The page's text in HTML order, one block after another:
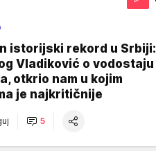
istorijski rekord u Srbiji:
Vladiković o vodostaju
otkrio nam u kojim
je najkritičnije
5